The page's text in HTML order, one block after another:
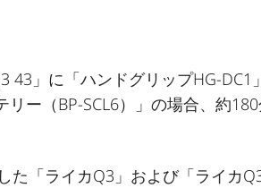
43」に「ハンドグリップHG-DC1
ー（BP-SCL6）」の場合、約
た「ライカQ3」および「ライカ